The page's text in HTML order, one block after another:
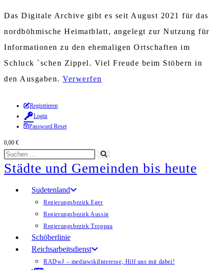
Das Digitale Archive gibt es seit August 2021 für das
nordböhmische Heimatblatt, angelegt zur Nutzung für
Informationen zu den ehemaligen Ortschaften im
Schluck `schen Zippel. Viel Freude beim Stöbern in
den Ausgaben. Verwerfen
springen
Registrieren
Login
Password Reset
0,00 €
Diese
Website
durchsuchen
starten
Städte und Gemeinden bis heute
Sudetenland
Regierungsbezirk Eger
Regierungsbezirk Aussig
Regierungsbezirk Troppau
Schöberlinie
Reichsarbeitsdienst
RADwJ – mediawikiInteresse, Hilf uns mit dabei!